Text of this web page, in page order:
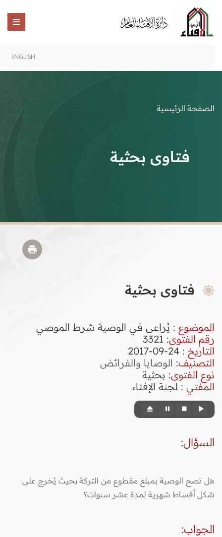
ENGLISH
الصفحة الرئيسية
فتاوى بحثية
فتاوى بحثية
الموضوع : يُراعى في الوصية شرط الموصي
رقم الفتوى:
3321
التاريخ : 24-09-2017
التصنيف: الوصايا والفرائض
نوع الفتوى: بحثية
المفتي : لجنة الإفتاء
السؤال:
هل تصح الوصية بمبلغ مقطوع من التركة بحيث يُخرج على
شكل أقساط شهرية لمدة عشر سنوات؟
الجواب: